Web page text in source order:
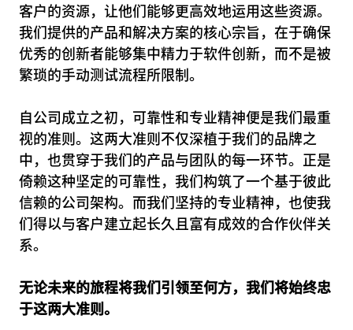
客户的资源，让他们能够更高效地运用这些资源。
我们提供的产品和解决方案的核心宗旨，在于确保
优秀的创新者能够集中精力于软件创新，而不是被
繁琐的手动测试流程所限制。
自公司成立之初，可靠性和专业精神便是我们最重
视的准则。这两大准则不仅深植于我们的品牌之
中，也贯穿于我们的产品与团队的每一环节。正是
倚赖这种坚定的可靠性，我们构筑了一个基于彼此
信赖的公司架构。而我们坚持的专业精神，也使我
们得以与客户建立起长久且富有成效的合作伙伴关
系。
无论未来的旅程将我们引领至何方，我们将始终忠
于这两大准则。